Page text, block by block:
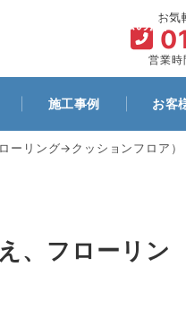
お気
営業
施工事例 お客
リフォームの流れ
ーリング→クッションフロア）
、フローリン